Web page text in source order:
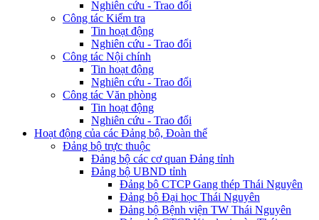
Nghiên cứu - Trao đổi
Công tác Kiểm tra
Tin hoạt động
Nghiên cứu - Trao đổi
Công tác Nội chính
Tin hoạt động
Nghiên cứu - Trao đổi
Công tác Văn phòng
Tin hoạt động
Nghiên cứu - Trao đổi
Hoạt động của các Đảng bộ, Đoàn thể
Đảng bộ trực thuộc
Đảng bộ các cơ quan Đảng tỉnh
Đảng bộ UBND tỉnh
Đảng bộ CTCP Gang thép Thái Nguyên
Đảng bộ Đại học Thái Nguyên
Đảng bộ Bệnh viện TW Thái Nguyên